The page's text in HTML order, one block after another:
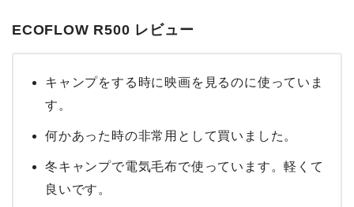
ECOFLOW R500 レビュー
キャンプをする時に映画を見るのに使っていま
す。
何かあった時の非常用として買いました。
冬キャンプで電気毛布で使っています。軽くて
良いです。